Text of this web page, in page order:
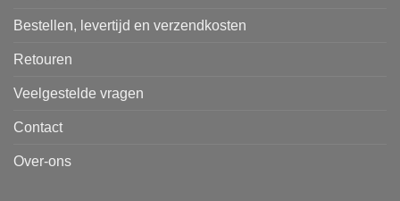
Bestellen, levertijd en verzendkosten
Retouren
Veelgestelde vragen
Contact
Over-ons